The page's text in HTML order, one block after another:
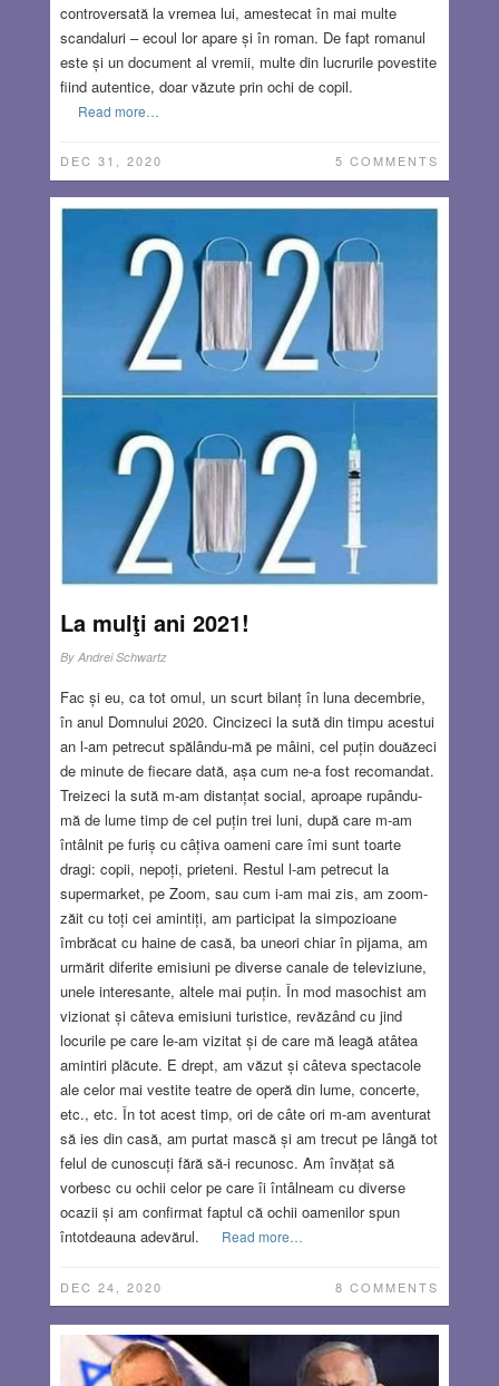
controversată la vremea lui, amestecat în mai multe
scandaluri – ecoul lor apare și în roman. De fapt romanul
este și un document al vremii, multe din lucrurile povestite
fiind autentice, doar văzute prin ochi de copil.
Read more…
DEC 31, 2020 5 COMMENTS
La mulţi ani 2021!
By Andrei Schwartz
Fac și eu, ca tot omul, un scurt bilanț în luna decembrie,
în anul Domnului 2020. Cincizeci la sută din timpu acestui
an l-am petrecut spălându-mă pe mâini, cel puțin douăzeci
de minute de fiecare dată, așa cum ne-a fost recomandat.
Treizeci la sută m-am distanțat social, aproape rupându-
mă de lume timp de cel puțin trei luni, după care m-am
întâlnit pe furiș cu câțiva oameni care îmi sunt toarte
dragi: copii, nepoți, prieteni. Restul l-am petrecut la
supermarket, pe Zoom, sau cum i-am mai zis, am zoom-
zăit cu toți cei amintiți, am participat la simpozioane
îmbrăcat cu haine de casă, ba uneori chiar în pijama, am
urmărit diferite emisiuni pe diverse canale de televiziune,
unele interesante, altele mai puțin. În mod masochist am
vizionat și câteva emisiuni turistice, revăzând cu jind
locurile pe care le-am vizitat și de care mă leagă atâtea
amintiri plăcute. E drept, am văzut și câteva spectacole
ale celor mai vestite teatre de operă din lume, concerte,
etc., etc. În tot acest timp, ori de câte ori m-am aventurat
să ies din casă, am purtat mască și am trecut pe lângă tot
felul de cunoscuți fără să-i recunosc. Am învățat să
vorbesc cu ochii celor pe care îi întâlneam cu diverse
ocazii și am confirmat faptul că ochii oamenilor spun
întotdeauna adevărul.
Read more…
DEC 24, 2020 8 COMMENTS